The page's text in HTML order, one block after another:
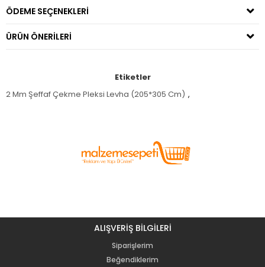
ÖDEME SEÇENEKLERI
ÜRÜN ÖNERILERI
Etiketler
2 Mm Şeffaf Çekme Pleksi Levha (205*305 Cm) ,
ALIŞVERİŞ BİLGİLERİ
Siparişlerim
Beğendiklerim